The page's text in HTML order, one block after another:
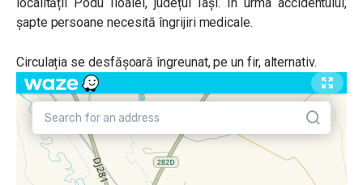
șapte persoane necesită îngrijiri medicale.
Circulația se desfășoară îngreunat, pe un fir, alternativ.